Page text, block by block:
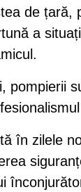
de țară,
a
pompierii
în zilele